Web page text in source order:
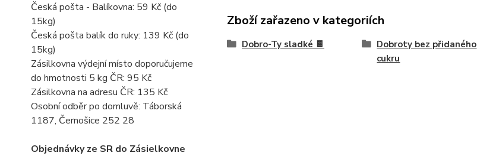
Česká pošta - Balíkovna: 59 Kč (do
15kg)
Česká pošta balík do ruky: 139 Kč (do
15kg)
Zásilkovna výdejní místo doporučujeme
do hmotnosti 5 kg ČR: 95 Kč
Zásilkovna na adresu ČR: 135 Kč
Osobní odběr po domluvě: Táborská
1187, Černošice 252 28
Objednávky ze SR do Zásielkovne
Zboží zařazeno v kategoriích
Dobro-Ty sladké 🍫
Dobroty bez přidaného
cukru